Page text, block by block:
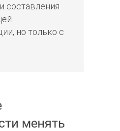
составления
но только с
менять